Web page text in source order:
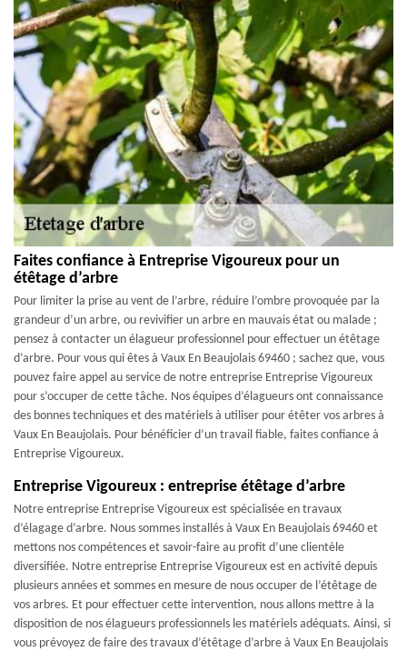
Faites confiance à Entreprise Vigoureux pour un
étêtage d’arbre
Pour limiter la prise au vent de l’arbre, réduire l’ombre provoquée par la
grandeur d’un arbre, ou revivifier un arbre en mauvais état ou malade ;
pensez à contacter un élagueur professionnel pour effectuer un étêtage
d’arbre. Pour vous qui êtes à Vaux En Beaujolais 69460 ; sachez que, vous
pouvez faire appel au service de notre entreprise Entreprise Vigoureux
pour s’occuper de cette tâche. Nos équipes d’élagueurs ont connaissance
des bonnes techniques et des matériels à utiliser pour étêter vos arbres à
Vaux En Beaujolais. Pour bénéficier d’un travail fiable, faites confiance à
Entreprise Vigoureux.
Entreprise Vigoureux : entreprise étêtage d’arbre
Notre entreprise Entreprise Vigoureux est spécialisée en travaux
d’élagage d’arbre. Nous sommes installés à Vaux En Beaujolais 69460 et
mettons nos compétences et savoir-faire au profit d’une clientèle
diversifiée. Notre entreprise Entreprise Vigoureux est en activité depuis
plusieurs années et sommes en mesure de nous occuper de l’étêtage de
vos arbres. Et pour effectuer cette intervention, nous allons mettre à la
disposition de nos élagueurs professionnels les matériels adéquats. Ainsi, si
vous prévoyez de faire des travaux d’étêtage d’arbre à Vaux En Beaujolais